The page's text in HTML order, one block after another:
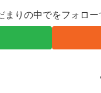
まりの中でをフォロー